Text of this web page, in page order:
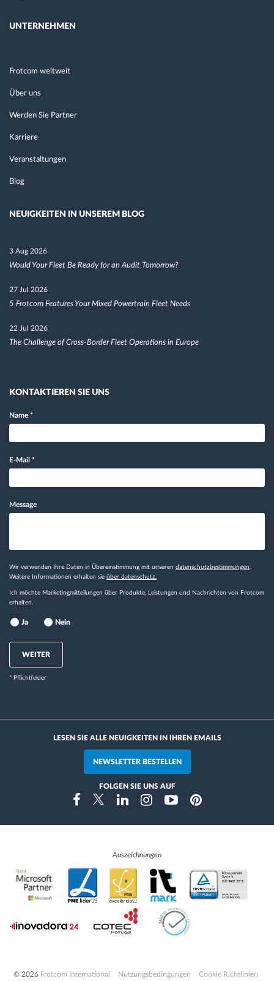
UNTERNEHMEN
Frotcom weltweit
Über uns
Werden Sie Partner
Karriere
Veranstaltungen
Blog
NEUIGKEITEN IN UNSEREM BLOG
3 Aug 2026
Would Your Fleet Be Ready for an Audit Tomorrow?
27 Jul 2026
5 Frotcom Features Your Mixed Powertrain Fleet Needs
22 Jul 2026
The Challenge of Cross-Border Fleet Operations in Europe
KONTAKTIEREN SIE UNS
Name *
E-Mail *
Message
Wir verwenden Ihre Daten in Übereinstimmung mit unseren datenschutzbestimmungen
Weitere Informationen erhalten sie über datenschutz.
Ich möchte Marketingmitteilungen über Produkte, Leistungen und Nachrichten von Frotcom
erhalten.
Ja Nein
WEITER
* Pflichtfelder
LESEN SIE ALLE NEUIGKEITEN IN IHREN EMAILS
NEWSLETTER BESTELLEN
FOLGEN SIE UNS AUF
FacebookTwitterLinkedinInstragramYoutubePinterest
Auszeichnungen
© 2026 Frotcom International Nutzungsbedingungen Cookie Richtlinien